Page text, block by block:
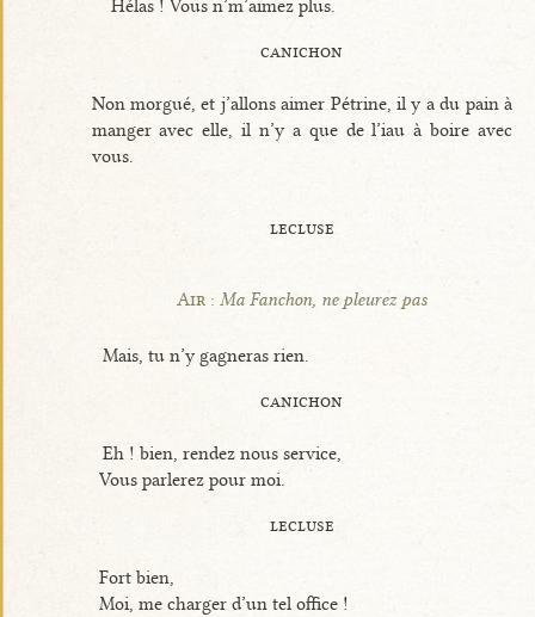
Hélas ! Vous n’m’aimez plus.
canichon
Non morgué, et j’allons aimer Pétrine, il y a du pain à
manger avec elle, il n’y a que de l’iau à boire avec
vous.
lecluse
Air : Ma Fanchon, ne pleurez pas
Mais, tu n’y gagneras rien.
canichon
Eh ! bien, rendez nous service,
Vous parlerez pour moi.
lecluse
Fort bien,
Moi, me charger d’un tel office !